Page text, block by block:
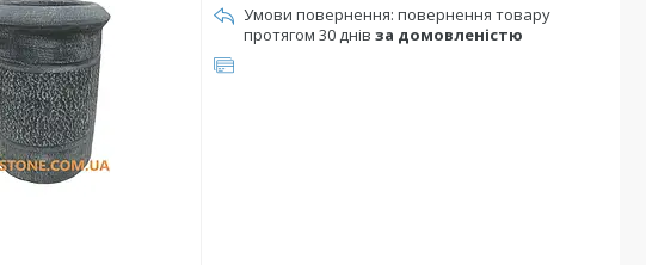
повернення товару
протягом 30 днів за домовленістю